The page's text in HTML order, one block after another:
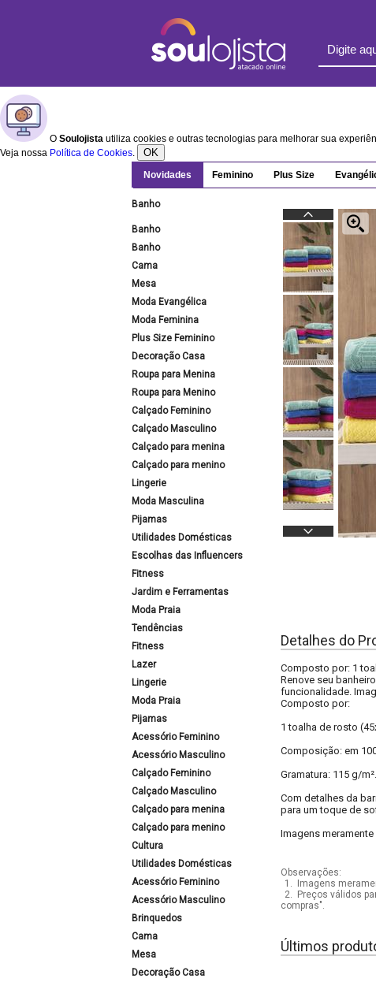
O Soulojista utiliza cookies e outras tecnologias para melhorar sua
Veja nossa Política de Cookies. OK
Novidades Feminino Plus Size
Banho
Banho
Banho
Cama
Mesa
Moda Evangélica
Moda Feminina
Plus Size Feminino
Decoração Casa
Roupa para Menina
Roupa para Menino
Calçado Feminino
Calçado Masculino
Calçado para menina
Calçado para menino
Lingerie
Moda Masculina
Pijamas
Utilidades Domésticas
Escolhas das Influencers
Fitness
Jardim e Ferramentas
Moda Praia
Tendências
Fitness
Lazer
Lingerie
Moda Praia
Pijamas
Acessório Feminino
Acessório Masculino
Calçado Feminino
Calçado Masculino
Calçado para menina
Calçado para menino
Cultura
Utilidades Domésticas
Acessório Feminino
Acessório Masculino
Brinquedos
Cama
Mesa
Decoração Casa
Detalhes do
Composto por: 1
Renove seu
funcionalidade.
Composto por:
1 toalha de rosto
Composição: em
Gramatura: 115 g/m².
Com detalhes da
para um toque de
Imagens
Observações:
1.
Imagens
2.
Preços válidos
compras".
Últimos